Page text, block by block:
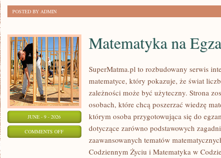
POSTED BY ADMIN
JUNE - 9 - 2026
COMMENTS OFFON
MATEMATYKA
Matematyka na
SuperMatma.pl to rozbudowany serwis
matematyce, który pokazuje, że świat
zależności może być użyteczny. Strona
osobach, które chcą poszerzać wiedzę
którym osoba przygotowująca się do
dotyczące zarówno podstawowych
zaawansowanych tematów
Codziennym Życiu i Matematyka w